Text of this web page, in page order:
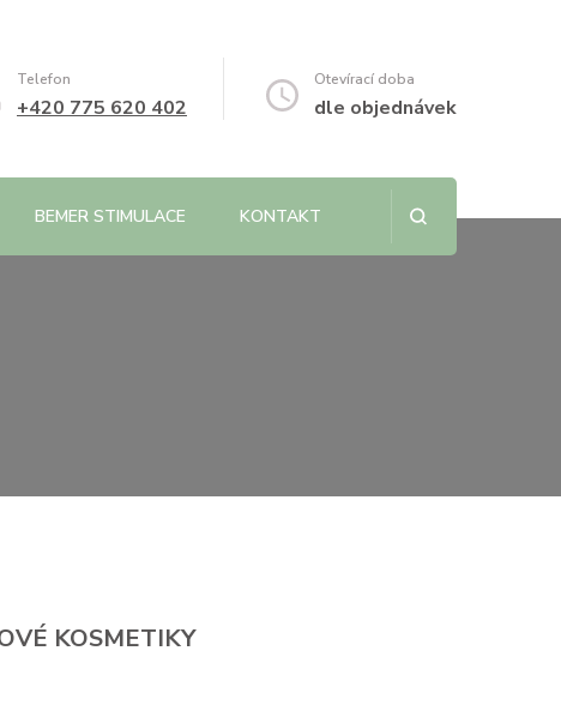
Telefon
+420 775 620 402
Otevírací doba
dle objednávek
BEMER STIMULACE KONTAKT
KOSMETIKY